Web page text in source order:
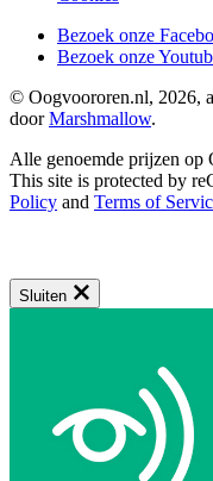
Bezoek onze
Bezoek onze
© Oogvoororen.nl, 2026,
doorMarshmallow.
Alle genoemde prijzen
This site is protected by
Policy and Terms of
Sluiten